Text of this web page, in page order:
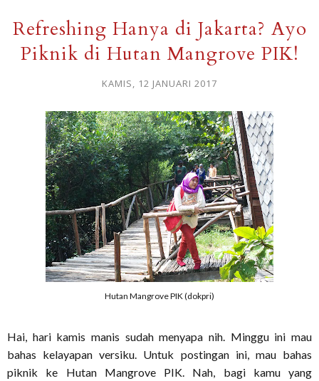
Refreshing Hanya di Jakarta? Ayo
Piknik di Hutan Mangrove PIK!
KAMIS, 12 JANUARI 2017
Hutan Mangrove PIK (dokpri)
Hai, hari kamis manis sudah menyapa nih. Minggu ini mau
bahas kelayapan versiku. Untuk postingan ini, mau bahas
piknik ke Hutan Mangrove PIK. Nah, bagi kamu yang